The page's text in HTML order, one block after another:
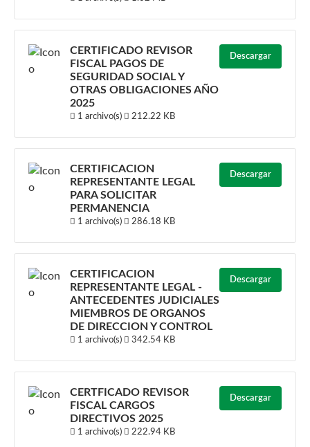
CERTIFICADO REVISOR
FISCAL PAGOS DE
SEGURIDAD SOCIAL Y
OTRAS OBLIGACIONES AÑO
2025
1 archivo(s) 212.22 KB
Descargar
CERTIFICACION
REPRESENTANTE LEGAL
PARA SOLICITAR
PERMANENCIA
1 archivo(s) 286.18 KB
Descargar
CERTIFICACION
REPRESENTANTE LEGAL -
ANTECEDENTES JUDICIALES
MIEMBROS DE ORGANOS
DE DIRECCION Y CONTROL
1 archivo(s) 342.54 KB
Descargar
CERTFICADO REVISOR
FISCAL CARGOS
DIRECTIVOS 2025
1 archivo(s) 222.94 KB
Descargar